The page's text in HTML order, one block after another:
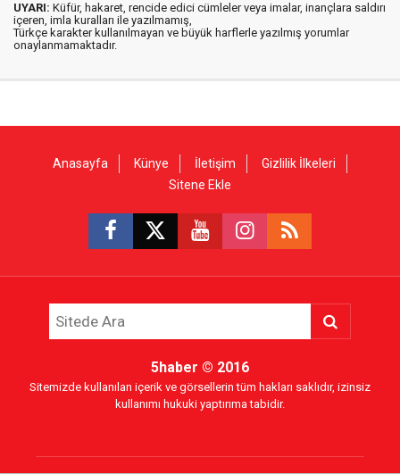
UYARI: Küfür, hakaret, rencide edici cümleler veya imalar, inançlara saldırı
içeren, imla kuralları ile yazılmamış,
Türkçe karakter kullanılmayan ve büyük harflerle yazılmış yorumlar
onaylanmamaktadır.
Anasayfa Künye İletişim
Gizlilik İlkeleri
Sitene Ekle
5haber © 2016
Sitemizde kullanılan içerik ve görsellerin tüm hakları saklıdır, izinsiz
kullanımı hukuki yaptırıma tabidir.